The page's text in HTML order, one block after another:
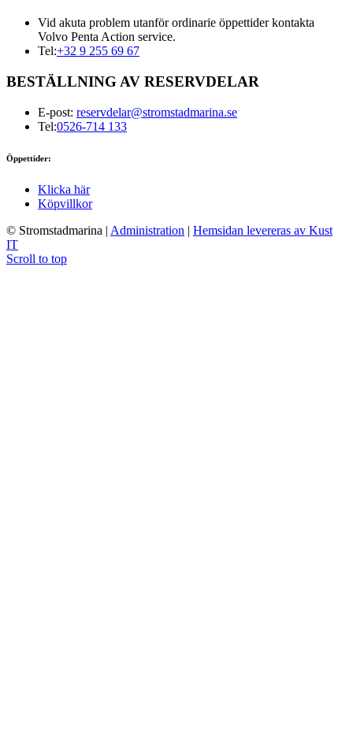
Vid akuta problem utanför ordinarie öppettider kontakta
Volvo Penta Action service.
Tel:+32 9 255 69 67
BESTÄLLNING AV RESERVDELAR
E-post: reservdelar@stromstadmarina.se
Tel:0526-714 133
Öppettider:
Klicka här
Köpvillkor
© Stromstadmarina | Administration | Hemsidan levereras av Kust
IT
Scroll to top